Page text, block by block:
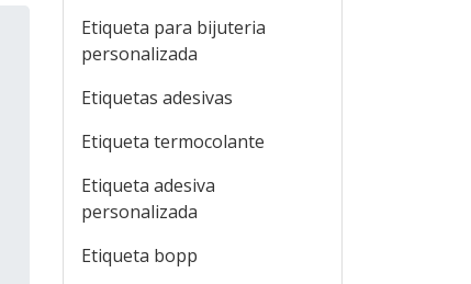
Etiqueta para bijuteria
personalizada
Etiquetas adesivas
Etiqueta termocolante
Etiqueta adesiva
personalizada
Etiqueta bopp